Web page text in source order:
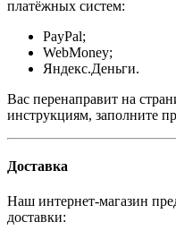
платёжных систем:
PayPal;
WebMoney;
Яндекс.Деньги.
Вас перенаправит на
инструкциям, заполните
Доставка
Наш интернет-магазин
доставки: